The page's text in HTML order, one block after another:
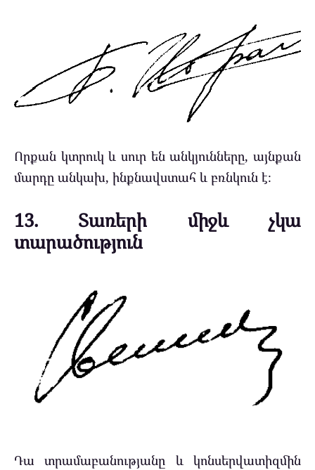
Որքան կտրուկ և սուր են անկյունները, այնքան
մարդը անկախ, ինքնավստահ և բռնկուն է։
13. Տառերի միջև չկա
տարածություն
Դա տրամաբանությանը և կոնսերվատիզմին